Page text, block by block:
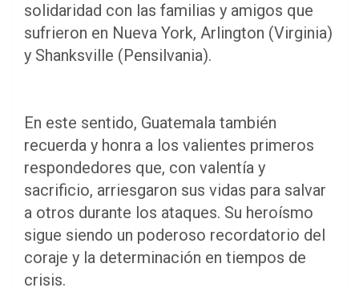
solidaridad con las familias y amigos que
sufrieron en Nueva York, Arlington (Virginia)
y Shanksville (Pensilvania).
En este sentido, Guatemala también
recuerda y honra a los valientes primeros
respondedores que, con valentía y
sacrificio, arriesgaron sus vidas para salvar
a otros durante los ataques. Su heroísmo
sigue siendo un poderoso recordatorio del
coraje y la determinación en tiempos de
crisis.